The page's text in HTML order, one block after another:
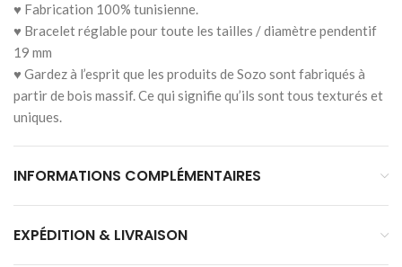
♥ Fabrication 100% tunisienne.
♥ Bracelet réglable pour toute les tailles / diamètre pendentif
19 mm
♥ Gardez à l’esprit que les produits de Sozo sont fabriqués à
partir de bois massif. Ce qui signifie qu’ils sont tous texturés et
uniques.
INFORMATIONS COMPLÉMENTAIRES
EXPÉDITION & LIVRAISON